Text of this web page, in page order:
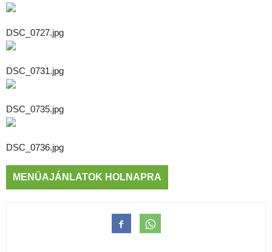
DSC_0727.jpg
DSC_0731.jpg
DSC_0735.jpg
DSC_0736.jpg
MENÜAJÁNLATOK HOLNAPRA